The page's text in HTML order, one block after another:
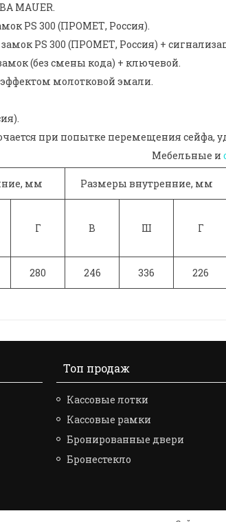
MAUER.
PS 300 (ПРОМЕТ, Россия).
PS 300 (ПРОМЕТ, Россия) +
(без смены кода) + ключевой.
эффектом молотковой эмали.
при попытке перемещения сейфа,
Мебельные и
мм Размеры внутренние, мм
Г В Ш Г
280 246 336 226
Топ продаж
Кассовые лотки
Кассовые рамки
Бронированные двери
Бронестекло